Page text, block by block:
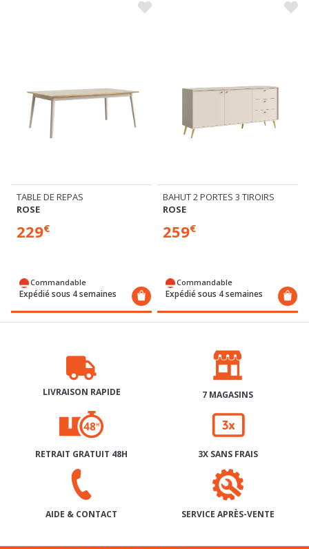
TABLE DE REPAS
ROSE
229€
Commandable
Expédié sous 4 semaines
BAHUT 2 PORTES 3 TIROIRS
ROSE
259€
Commandable
Expédié sous 4 semaines
LIVRAISON RAPIDE 7 MAGASINS
RETRAIT GRATUIT 48H 3X SANS FRAIS
AIDE & CONTACT SERVICE APRÈS-VENTE